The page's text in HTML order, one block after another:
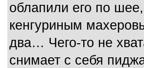
облапили его по
кенгуриным
два… Чего-то не
снимает с себя